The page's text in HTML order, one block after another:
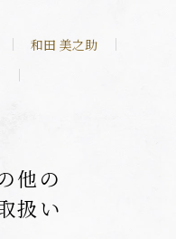
和田 美之助
他の
扱い